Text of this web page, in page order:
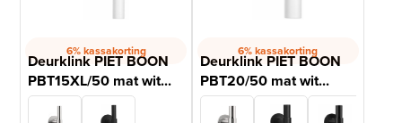
6% kassakorting
Deurklink PIET BOON
PBT15XL/50 mat wit...
6% kassakorting
Deurklink PIET BOON
PBT20/50 mat wit...